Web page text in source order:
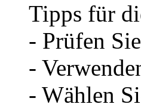
Tipps für
- Prüfen
-
- Wählen